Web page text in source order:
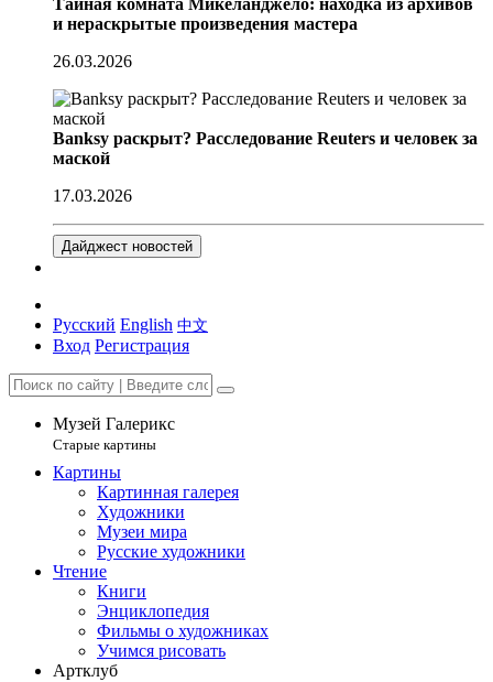
Тайная комната Микеланджело: находка из архивов
и нераскрытые произведения мастера
26.03.2026
Banksy раскрыт? Расследование Reuters и человек за
маской
17.03.2026
Дайджест новостей
Русский English 中文
Вход Регистрация
Музей Галерикс
Старые картины
Картины
Картинная галерея
Художники
Музеи мира
Русские художники
Чтение
Книги
Энциклопедия
Фильмы о художниках
Учимся рисовать
Артклуб